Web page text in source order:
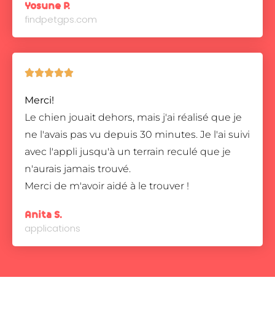
Yosune P.
findpetgps.com

Merci!
Le chien jouait dehors, mais j'ai réalisé que je
ne l'avais pas vu depuis 30 minutes. Je l'ai suivi
avec l'appli jusqu'à un terrain reculé que je
n'aurais jamais trouvé.
Merci de m'avoir aidé à le trouver !
Anita S.
applications